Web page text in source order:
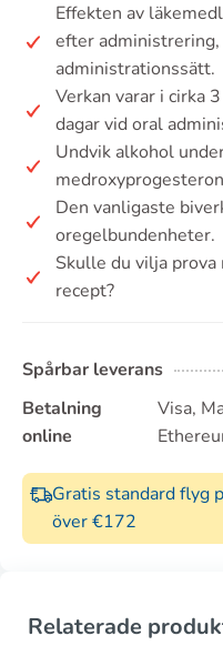
Effekten av
efter administrering,
administrationssätt.
Verkan varar i cirka
dagar vid oral
Undvik alkohol
Den vanligaste
oregelbundenheter.
Skulle du vilja
recept?
Spårbar leverans
Betalning
online
Visa,
Gratis standard flyg
över €172
Relaterade